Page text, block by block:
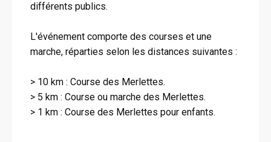
différents publics.
L'événement comporte des courses et une
marche, réparties selon les distances suivantes :
> 10 km : Course des Merlettes.
> 5 km : Course ou marche des Merlettes.
> 1 km : Course des Merlettes pour enfants.